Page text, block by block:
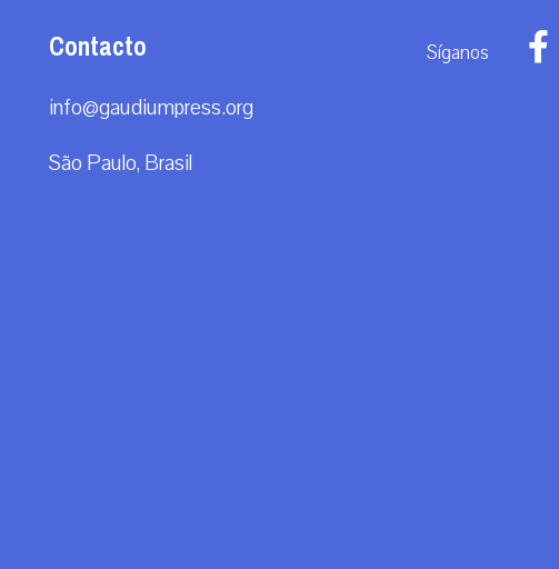
Contacto
info@gaudiumpress.org
São Paulo, Brasil
Síganos